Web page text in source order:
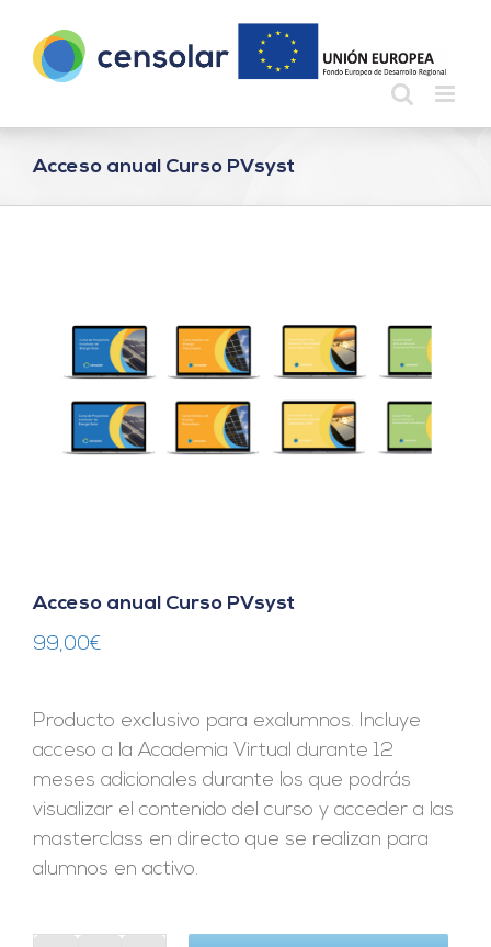
contenido
Acceso anual Curso PVsyst
Acceso anual Curso PVsyst
99,00€
Producto exclusivo para exalumnos. Incluye
acceso a la Academia Virtual durante 12
meses adicionales durante los que podrás
visualizar el contenido del curso y acceder a las
masterclass en directo que se realizan para
alumnos en activo.